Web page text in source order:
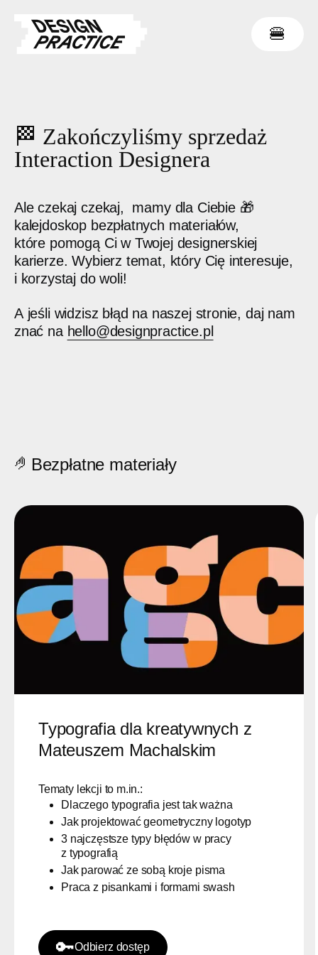
🍔
🏁 Zakończyliśmy sprzedaż
Interaction Designera
Ale czekaj czekaj, mamy dla Ciebie 🎁
kalejdoskop bezpłatnych materiałów,
które pomogą Ci w Twojej designerskiej
karierze. Wybierz temat, który Cię interesuje,
i korzystaj do woli!
A jeśli widzisz błąd na naszej stronie, daj nam
znać na hello@designpractice.pl
🤌 Bezpłatne materiały
Typografia dla kreatywnych z
Mateuszem Machalskim
Tematy lekcji to m.in.:
Dlaczego typografia jest tak ważna
Jak projektować geometryczny logotyp
3 najczęstsze typy błędów w pracy
z typografią
Jak parować ze sobą kroje pisma
Praca z pisankami i formami swash
🔑Odbierz dostęp